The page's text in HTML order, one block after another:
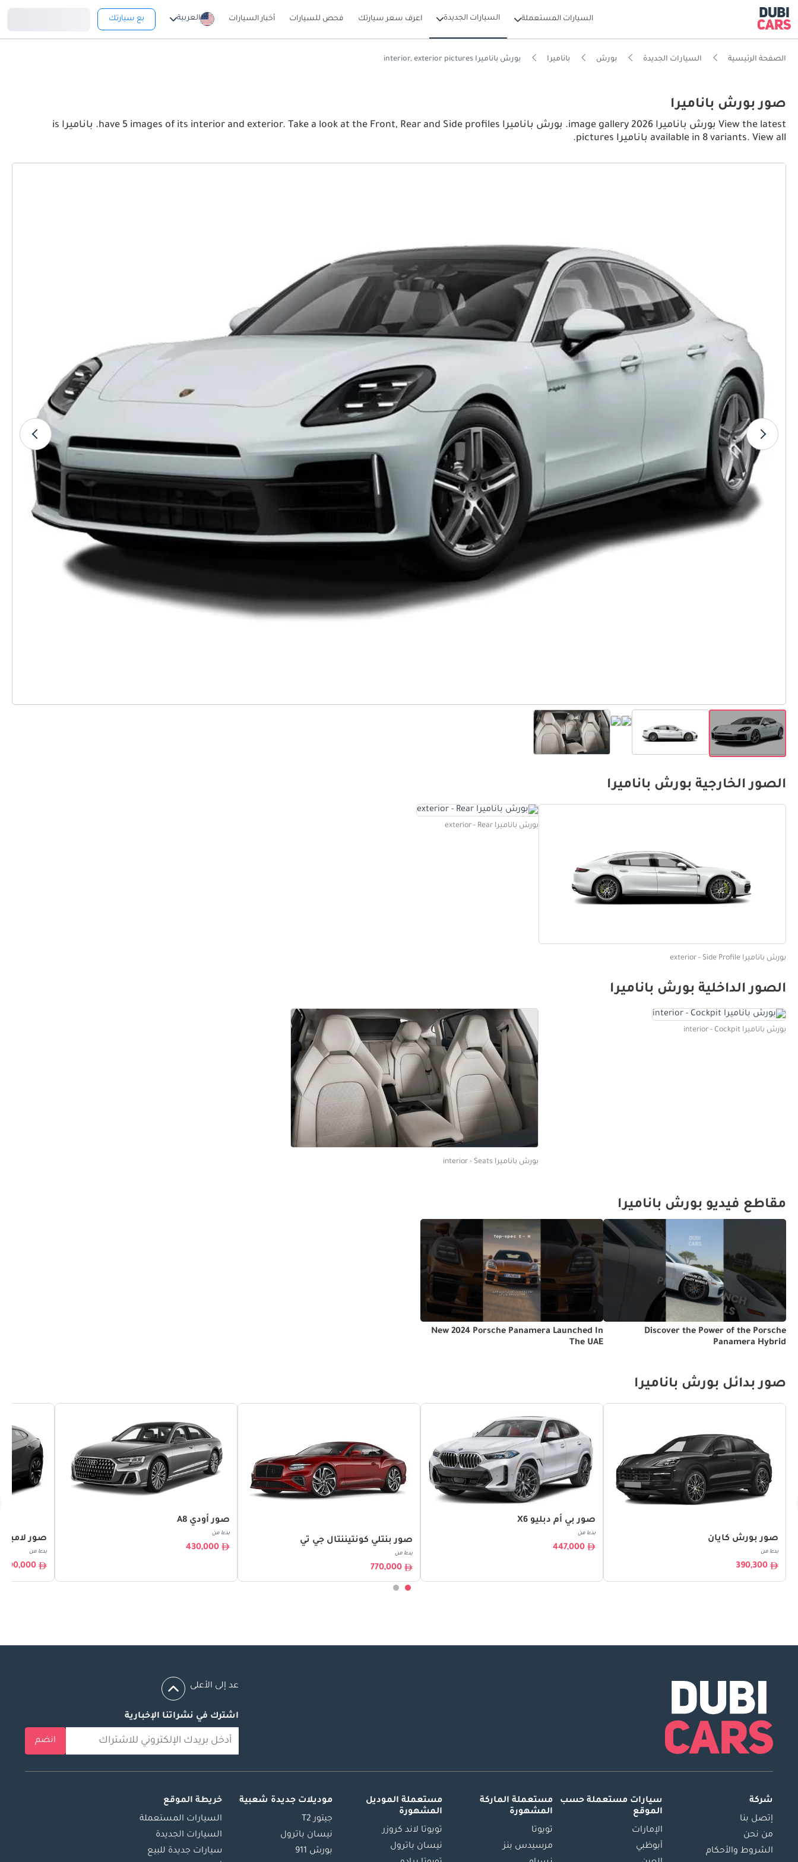
السيارات المستعملة السيارات الجديدة اعرف سعر سيارتك فحص للسيارات أخبار السيارات العربية بع سيارتك
الصفحة الرئيسية السيارات الجديدة بورش باناميرا بورش باناميرا interior, exterior pictures
صور بورش باناميرا
View the latest بورش باناميرا 2026 image gallery. بورش باناميرا have 5 images of its interior and exterior. Take a look at the Front, Rear and Side profiles. باناميرا is
available in 8 variants. View all باناميرا pictures.
الصور الخارجية بورش باناميرا
بورش باناميرا exterior - Side Profile
بورش باناميرا exterior - Rear
الصور الداخلية بورش باناميرا
بورش باناميرا interior - Cockpit
بورش باناميرا interior - Seats
مقاطع فيديو بورش باناميرا
Discover the Power of the Porsche
Panamera Hybrid
New 2024 Porsche Panamera Launched In
The UAE
صور بدائل بورش باناميرا
صور بورش كايان
بدءا من
390,300
صور بي أم دبليو X6
بدءا من
447,000
صور بنتلي كونتيننتال جي تي
بدءا من
770,000
صور أودي A8
بدءا من
430,000
صور
بدءا من
900,000
عد إلى الأعلى
اشترك في نشراتنا الإخبارية
انضم
شركة
إتصل بنا
من نحن
الشروط والأحكام
سيارات مستعملة حسب
الموقع
الإمارات
أبوظبي
مستعملة الماركة
المشهورة
تويوتا
مرسيدس بنز
مستعملة الموديل
المشهورة
تويوتا لاند كروزر
نيسان باترول
موديلات جديدة شعبية
جيتور T2
نيسان باترول
بورش 911
خريطة الموقع
السيارات المستعملة
السيارات الجديدة
سيارات جديدة للبيع